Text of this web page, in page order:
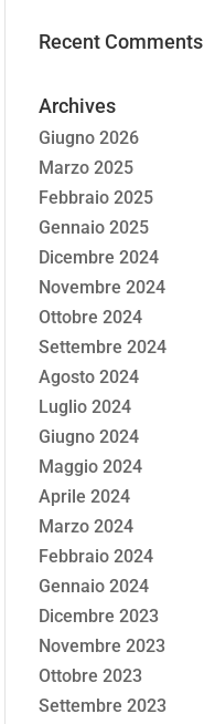
Recent Comments
Archives
Giugno 2026
Marzo 2025
Febbraio 2025
Gennaio 2025
Dicembre 2024
Novembre 2024
Ottobre 2024
Settembre 2024
Agosto 2024
Luglio 2024
Giugno 2024
Maggio 2024
Aprile 2024
Marzo 2024
Febbraio 2024
Gennaio 2024
Dicembre 2023
Novembre 2023
Ottobre 2023
Settembre 2023